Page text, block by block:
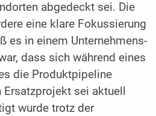
abgedeckt sei. Die
eine klare Fokussierung
es in einem Unternehmens-
dass sich während eines
die Produktpipeline
sei aktuell
wurde trotz der